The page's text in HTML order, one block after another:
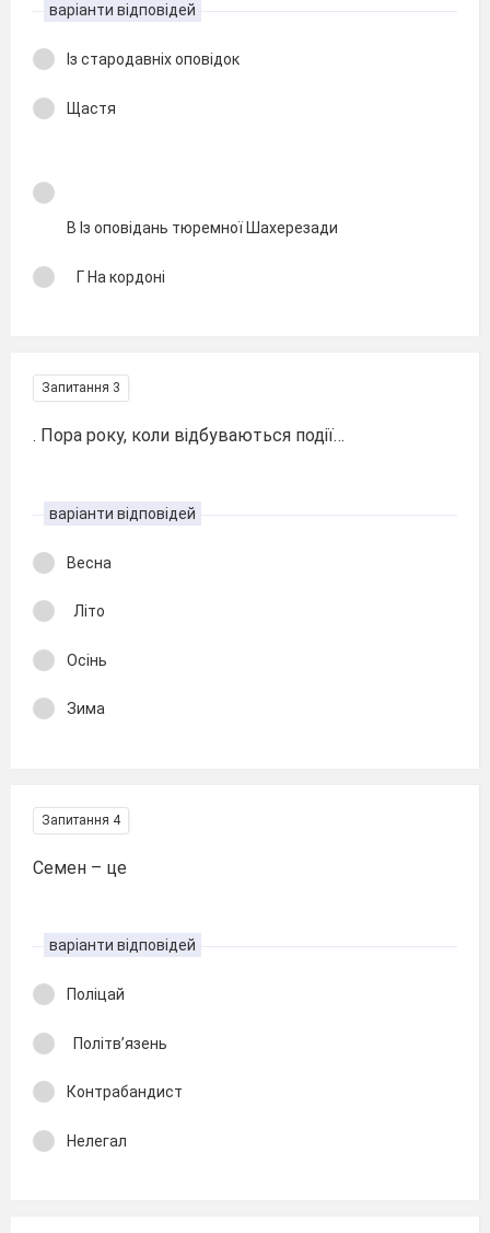
варіанти відповідей
Із стародавніх оповідок
Щастя
В Із оповідань тюремної Шахерезади
Г На кордоні
Запитання 3
. Пора року, коли відбуваються події…
варіанти відповідей
Весна
Літо
Осінь
Зима
Запитання 4
Семен – це
варіанти відповідей
Поліцай
Політв’язень
Контрабандист
Нелегал